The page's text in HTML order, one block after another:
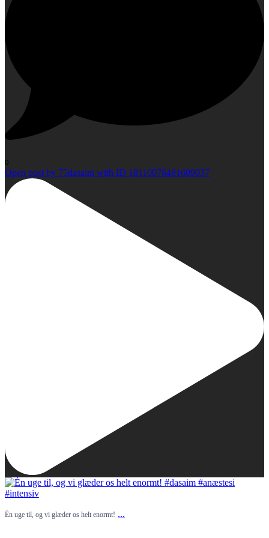
0
Open post by 75dasaim with ID 18110076481609037
Én uge til, og vi glæder os helt enormt! ...